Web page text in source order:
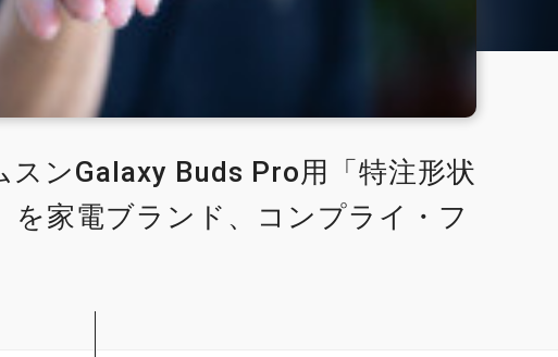
スンGalaxy Buds Pro用「特注形状
を家電ブランド、コンプライ・フ